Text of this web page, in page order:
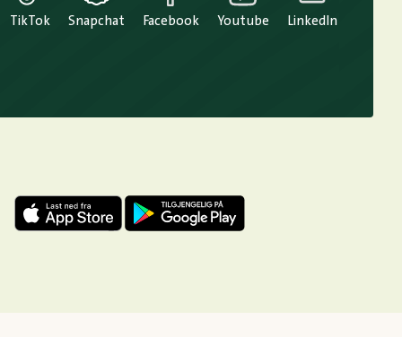
TikTok Snapchat Facebook Youtube LinkedIn